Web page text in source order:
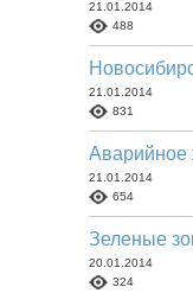
21.01.2014
488
21.01.2014
831
Аварийное
21.01.2014
654
Зеленые
20.01.2014
324